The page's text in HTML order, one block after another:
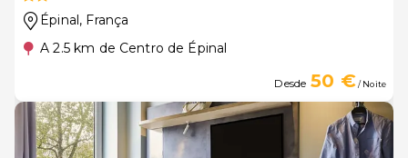
Épinal, França
A 2.5 km de Centro de Épinal
Desde 50 €/ Noite